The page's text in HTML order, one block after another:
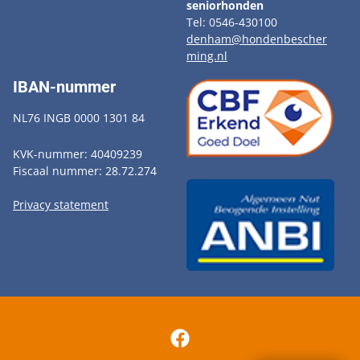
seniorhonden
Tel: 0546-430100
denham@hondenbescher
ming.nl
IBAN-nummer
NL76 INGB 0000 1301 84
KVK-nummer: 40409239
Fiscaal nummer: 28.72.274
Privacy statement